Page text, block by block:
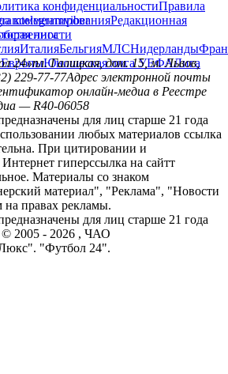
конфиденциальностиПравила
комментированияРедакционная
telegramviber
лига
ИталияБельгияМЛСНидерланды
Юношеская лига УЕФАЛига
24»пл. Галицкая, дом. 15, м. Львов,
229-77-77Адрес электронной почты
онлайн-медиа в Реестре
— R40-06058
для лиц старше 21 года
любых материалов ссылка
При цитировании и
гиперссылка на сайтт
Материалы со знаком
материал", "Реклама", "Новости
правах рекламы.
для лиц старше 21 года
2005 - 2026 , ЧАО
"Футбол 24".